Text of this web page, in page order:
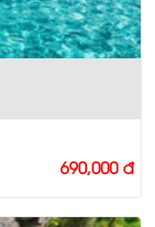
690,000đ